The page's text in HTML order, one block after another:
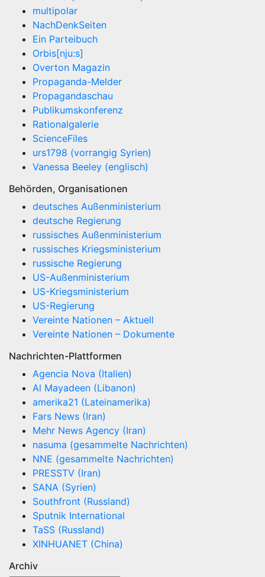
multipolar
NachDenkSeiten
Ein Parteibuch
Orbis[nju:s]
Overton Magazin
Propaganda-Melder
Propagandaschau
Publikumskonferenz
Rationalgalerie
ScienceFiles
urs1798 (vorrangig Syrien)
Vanessa Beeley (englisch)
Behörden, Organisationen
deutsches Außenministerium
deutsche Regierung
russisches Außenministerium
russisches Kriegsministerium
russische Regierung
US-Außenministerium
US-Kriegsministerium
US-Regierung
Vereinte Nationen – Aktuell
Vereinte Nationen – Dokumente
Nachrichten-Plattformen
Agencia Nova (Italien)
Al Mayadeen (Libanon)
amerika21 (Lateinamerika)
Fars News (Iran)
Mehr News Agency (Iran)
nasuma (gesammelte Nachrichten)
NNE (gesammelte Nachrichten)
PRESSTV (Iran)
SANA (Syrien)
Southfront (Russland)
Sputnik International
TaSS (Russland)
XINHUANET (China)
Archiv